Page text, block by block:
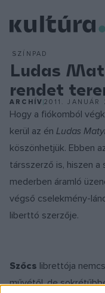
SZÍNPAD
Ludas
rendet
ARCHÍV2011. JANUÁR
Hogy a fiókomból
kerül az én Ludas
köszönhetjük. Ebben
társszerző is, hiszen a
mederben áramló
végső cselekmény-
liberttó szerzője.
Szőcs librettója
művétől, de